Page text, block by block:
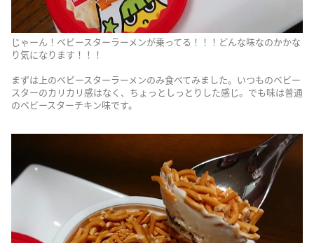
じゃーん！ベビースターラーメンが乗ってる！！！どんな味なのかかな
り気になります！！！
まずは上のベビースターラーメンのみ食べてみました。いつものベビー
スターのカリカリ感はなく、ちょっとしっとりした感じ。でも味は普通
のベビースターチキン味です。